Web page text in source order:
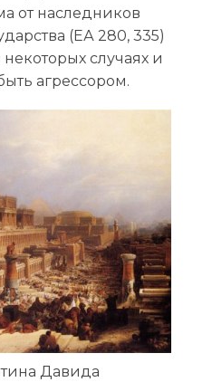
от наследников
(ЕА 280, 335)
случаях и
агрессором.
Давида